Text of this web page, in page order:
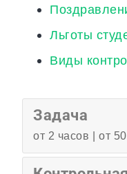
Льготы
Виды
Задача
от 2 часов | от